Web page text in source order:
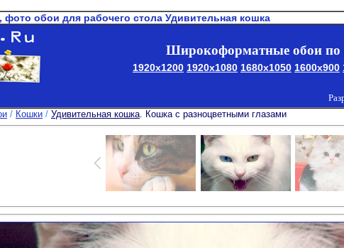
обои для рабочего стола Удивительная кошка
Широкоформатные обои по
1920x1200 1920x1080 1680x1050 1600x900
/ Кошки / Удивительная кошка. Кошка с разноцветными глазами